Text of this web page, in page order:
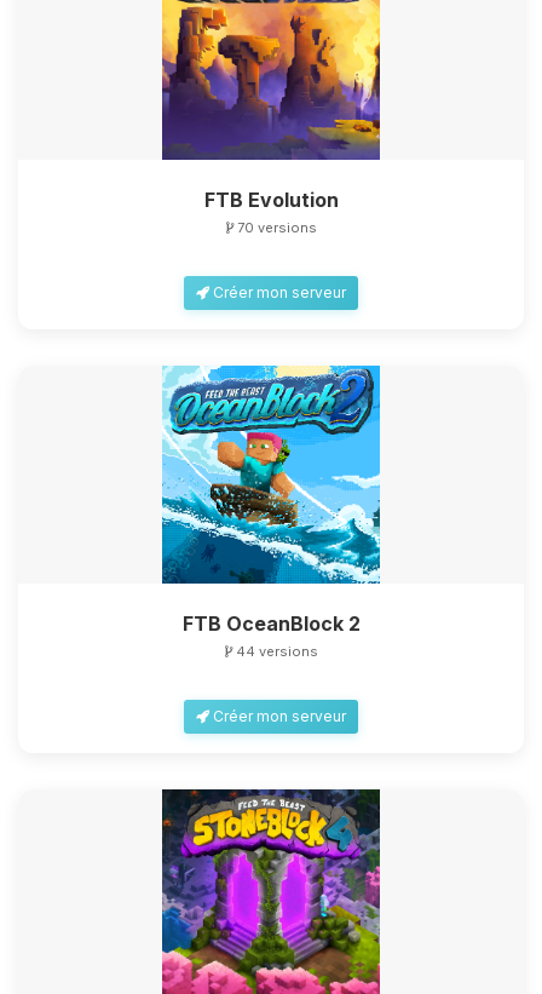
FTB Evolution
70 versions
Créer mon serveur
FTB OceanBlock 2
44 versions
Créer mon serveur